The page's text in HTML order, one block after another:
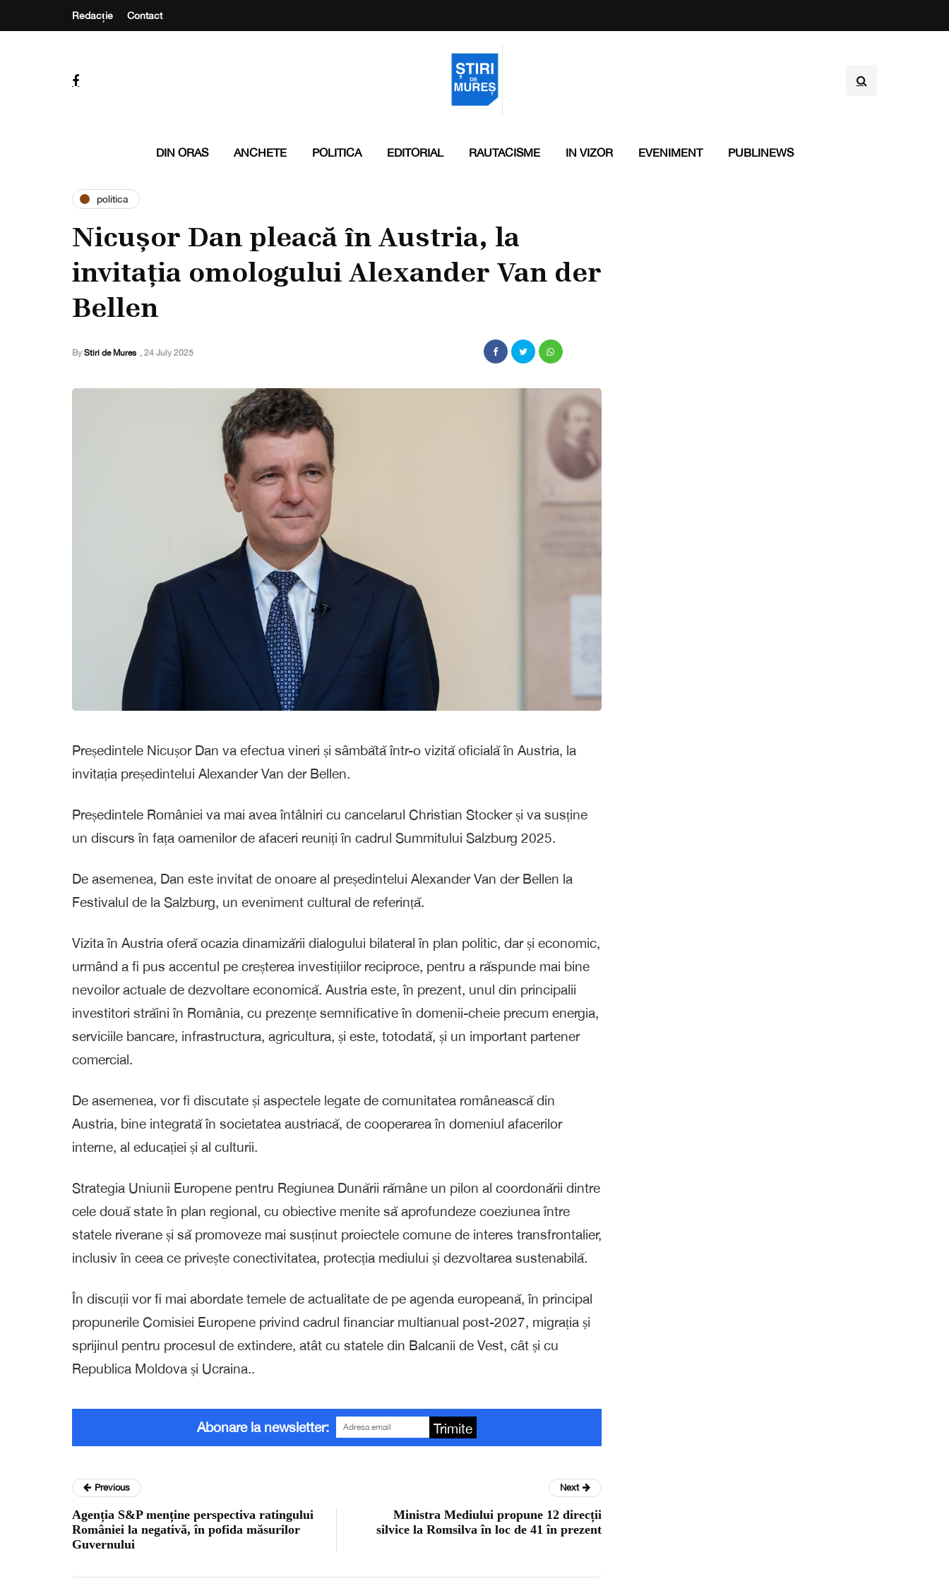
Redacție Contact
DIN ORAS ANCHETE POLITICA EDITORIAL RAUTACISME IN VIZOR EVENIMENT PUBLINEWS
politica
Nicușor Dan pleacă în Austria, la
invitația omologului Alexander Van der
Bellen
By Stiri de Mures , 24 July 2025
Președintele Nicușor Dan va efectua vineri și sâmbătă într-o vizită oficială în Austria, la
invitația președintelui Alexander Van der Bellen.
Președintele României va mai avea întâlniri cu cancelarul Christian Stocker și va susține
un discurs în fața oamenilor de afaceri reuniți în cadrul Summitului Salzburg 2025.
De asemenea, Dan este invitat de onoare al președintelui Alexander Van der Bellen la
Festivalul de la Salzburg, un eveniment cultural de referință.
Vizita în Austria oferă ocazia dinamizării dialogului bilateral în plan politic, dar și economic,
urmând a fi pus accentul pe creșterea investițiilor reciproce, pentru a răspunde mai bine
nevoilor actuale de dezvoltare economică. Austria este, în prezent, unul din principalii
investitori străini în România, cu prezențe semnificative în domenii-cheie precum energia,
serviciile bancare, infrastructura, agricultura, și este, totodată, și un important partener
comercial.
De asemenea, vor fi discutate și aspectele legate de comunitatea românească din
Austria, bine integrată în societatea austriacă, de cooperarea în domeniul afacerilor
interne, al educației și al culturii.
Strategia Uniunii Europene pentru Regiunea Dunării rămâne un pilon al coordonării dintre
cele două state în plan regional, cu obiective menite să aprofundeze coeziunea între
statele riverane și să promoveze mai susținut proiectele comune de interes transfrontalier,
inclusiv în ceea ce privește conectivitatea, protecția mediului și dezvoltarea sustenabilă.
În discuții vor fi mai abordate temele de actualitate de pe agenda europeană, în principal
propunerile Comisiei Europene privind cadrul financiar multianual post-2027, migrația și
sprijinul pentru procesul de extindere, atât cu statele din Balcanii de Vest, cât și cu
Republica Moldova și Ucraina..
Abonare la newsletter: Trimite
Previous
Agenția S&P menține perspectiva ratingului
României la negativă, în pofida măsurilor
Guvernului
Next
Ministra Mediului propune 12 direcții
silvice la Romsilva în loc de 41 în prezent